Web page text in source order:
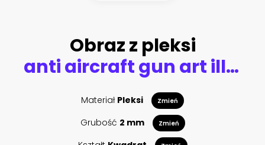
Obraz z pleksi
anti aircraft gun art illustration military drawing sketch
Materiał Pleksi Zmień
Grubość 2 mm Zmień